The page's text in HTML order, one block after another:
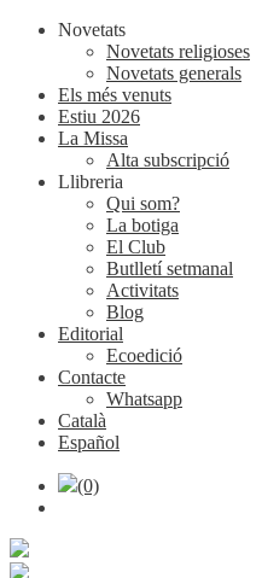
Novetats
Novetats religioses
Novetats generals
Els més venuts
Estiu 2026
La Missa
Alta subscripció
Llibreria
Qui som?
La botiga
El Club
Butlletí setmanal
Activitats
Blog
Editorial
Ecoedició
Contacte
Whatsapp
Català
Español
(0)